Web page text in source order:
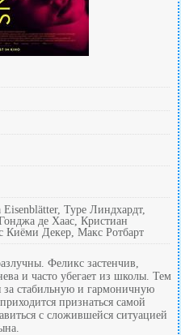
Туре Линдхардт,
де Хаас, Кристиан
Декер, Макс Ротбарт
Феликс застенчив,
и часто убегает из школы. Тем
за стабильную и гармоничную
признаться самой
с сложившейся ситуацией